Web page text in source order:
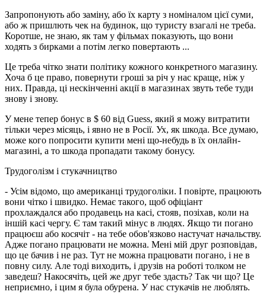
Запропонують або заміну, або їх карту з номіналом цієї суми,
або ж пришлють чек на будинок, що туристу взагалі не треба.
Коротше, не знаю, як там у фільмах показують, що вони
ходять з бирками а потім легко повертають ...
Це треба чітко знати політику кожного конкретного магазину.
Хоча б це право, повернути гроші за річ у нас краще, ніж у
них. Правда, ці нескінченні акції в магазинах звуть тебе туди
знову і знову.
У мене тепер бонус в $ 60 від Guess, який я можу витратити
тільки через місяць, і явно не в Росії. Ух, як шкода. Все думаю,
може кого попросити купити мені що-небудь в їх онлайн-
магазині, а то шкода пропадати такому бонусу.
Трудоголізм і стукачництво
- Усім відомо, що американці трудоголіки. І повірте, працюють
вони чітко і швидко. Немає такого, щоб офіціант
прохлаждался або продавець на касі, стояв, позіхав, коли на
іншій касі чергу. Є там такий мінус в людях. Якщо ти погано
працюєш або косячіт - на тебе обов'язково настучат начальству.
Адже погано працювати не можна. Мені мій друг розповідав,
що це бачив і не раз. Тут не можна працювати погано, і не в
повну силу. Але тоді виходить, і друзів на роботі толком не
заведеш? Накосячіть, цей же друг тебе здасть? Так чи що? Це
неприємно, і цим я була обурена. У нас стукачів не люблять.